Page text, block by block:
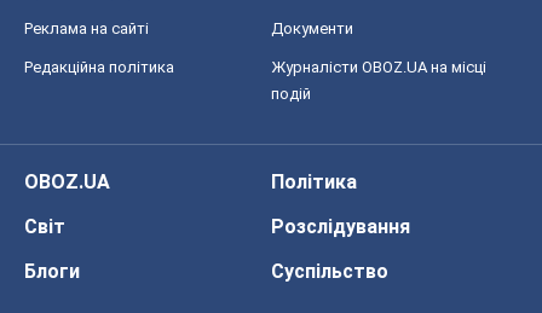
Реклама на сайті Документи
Редакційна політика
Журналісти OBOZ.UA на місці
подій
OBOZ.UA
Політика
Світ
Розслідування
Блоги
Суспільство